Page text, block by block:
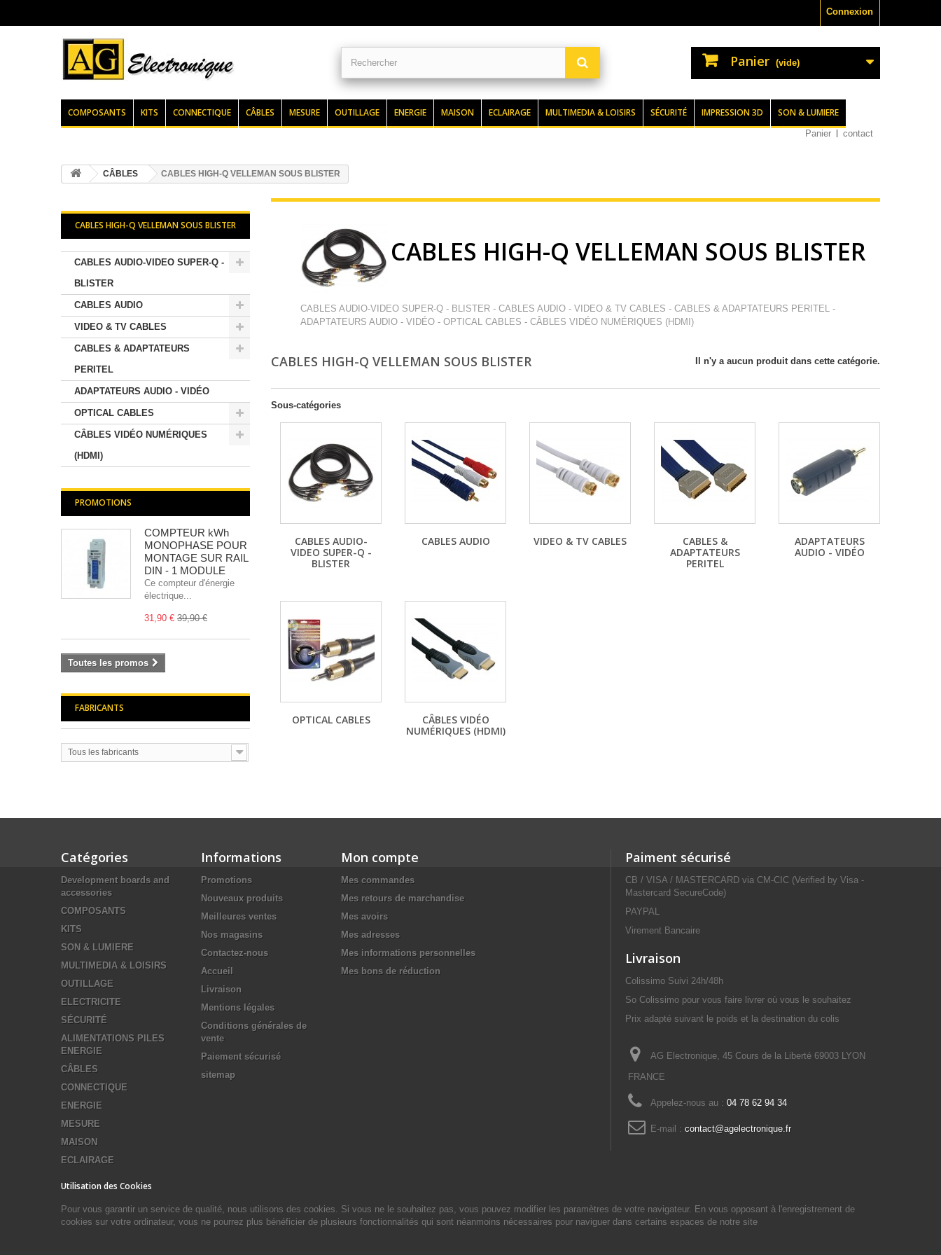
Connexion
Panier (vide)
COMPOSANTS KITS CONNECTIQUE CÂBLES MESURE OUTILLAGE ENERGIE MAISON ECLAIRAGE MULTIMEDIA & LOISIRS SÉCURITÉ IMPRESSION 3D SON & LUMIERE
Panier contact
CÂBLES CABLES HIGH-Q VELLEMAN SOUS BLISTER
CABLES HIGH-Q VELLEMAN SOUS BLISTER
CABLES AUDIO-VIDEO SUPER-Q -
BLISTER
CABLES AUDIO
VIDEO & TV CABLES
CABLES & ADAPTATEURS
PERITEL
ADAPTATEURS AUDIO - VIDÉO
OPTICAL CABLES
CÂBLES VIDÉO NUMÉRIQUES
(HDMI)
PROMOTIONS
COMPTEUR kWh
MONOPHASE POUR
MONTAGE SUR RAIL
DIN - 1 MODULE
Ce compteur d'énergie
électrique...
31,90 € 39,90 €
Toutes les promos
FABRICANTS
Tous les fabricants
CABLES HIGH-Q VELLEMAN SOUS BLISTER
CABLES AUDIO-VIDEO SUPER-Q - BLISTER - CABLES AUDIO - VIDEO & TV CABLES - CABLES & ADAPTATEURS PERITEL -
ADAPTATEURS AUDIO - VIDÉO - OPTICAL CABLES - CÂBLES VIDÉO NUMÉRIQUES (HDMI)
CABLES HIGH-Q VELLEMAN SOUS BLISTER Il n'y a aucun produit dans cette catégorie.
Sous-catégories
CABLES AUDIO-
VIDEO SUPER-Q -
BLISTER
CABLES AUDIO VIDEO & TV CABLES
CABLES &
ADAPTATEURS
PERITEL
ADAPTATEURS
AUDIO - VIDÉO
OPTICAL CABLES
CÂBLES VIDÉO
NUMÉRIQUES (HDMI)
Catégories
Development boards and
accessories
COMPOSANTS
KITS
SON & LUMIERE
MULTIMEDIA & LOISIRS
OUTILLAGE
ELECTRICITE
SÉCURITÉ
ALIMENTATIONS PILES
ENERGIE
CÂBLES
CONNECTIQUE
ENERGIE
MESURE
MAISON
ECLAIRAGE
Informations
Promotions
Nouveaux produits
Meilleures ventes
Nos magasins
Contactez-nous
Accueil
Livraison
Mentions légales
Conditions générales de
vente
Paiement sécurisé
sitemap
Mon compte
Mes commandes
Mes retours de marchandise
Mes avoirs
Mes adresses
Mes informations personnelles
Mes bons de réduction
Paiment sécurisé
CB / VISA / MASTERCARD via CM-CIC (Verified by Visa -
Mastercard SecureCode)
PAYPAL
Virement Bancaire
Livraison
Colissimo Suivi 24h/48h
So Colissimo pour vous faire livrer où vous le souhaitez
Prix adapté suivant le poids et la destination du colis
AG Electronique, 45 Cours de la Liberté 69003 LYON
FRANCE
Appelez-nous au : 04 78 62 94 34
E-mail : contact@agelectronique.fr
Utilisation des Cookies
Pour vous garantir un service de qualité, nous utilisons des cookies. Si vous ne le souhaitez pas, vous pouvez modifier les paramètres de votre navigateur. En vous opposant à l'enregistrement de
cookies sur votre ordinateur, vous ne pourrez plus bénéficier de plusieurs fonctionnalités qui sont néanmoins nécessaires pour naviguer dans certains espaces de notre site